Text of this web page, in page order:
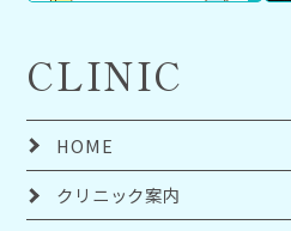
CLINIC
HOME
クリニック案内